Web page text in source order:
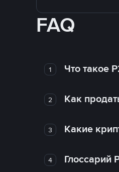
FAQ
1 Что такое
2 Как
3 Какие
4 Глоссарий